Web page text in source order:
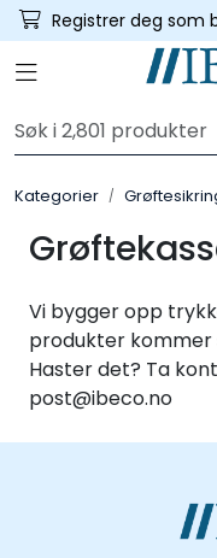
Skip to main content
Registrer deg som
Toggle navigation
Kategorier
Vi bygger opp
produkter kommer
Haster det? Ta
post@ibeco.no
Verktøy & maskin
Grøftesikring
Utleie